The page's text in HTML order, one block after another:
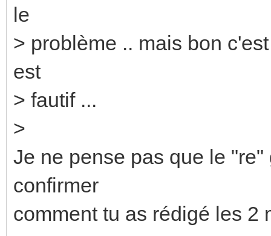
le
> problème .. mais bon
est
> fautif ...
>
Je ne pense pas que le
confirmer
comment tu as rédigé les 2